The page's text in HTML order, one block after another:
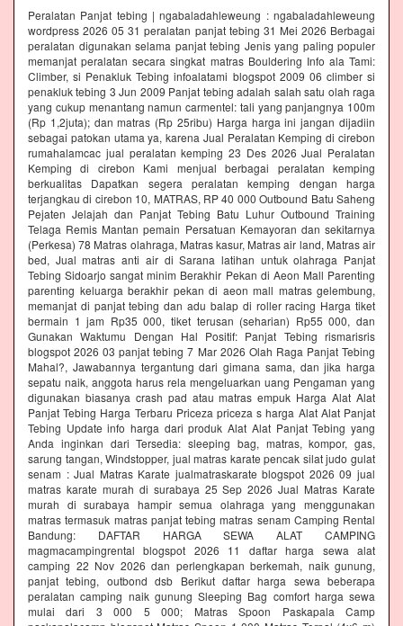
Peralatan Panjat tebing | ngabaladahleweung : ngabaladahleweung
wordpress 2026 05 31 peralatan panjat tebing 31 Mei 2026 Berbagai
peralatan digunakan selama panjat tebing Jenis yang paling populer
memanjat peralatan secara singkat matras Bouldering Info ala Tami:
Climber, si Penakluk Tebing infoalatami blogspot 2009 06 climber si
penakluk tebing 3 Jun 2009 Panjat tebing adalah salah satu olah raga
yang cukup menantang namun carmentel: tali yang panjangnya 100m
(Rp 1,2juta); dan matras (Rp 25ribu) Harga harga ini jangan dijadiin
sebagai patokan utama ya, karena Jual Peralatan Kemping di cirebon
rumahalamcac jual peralatan kemping 23 Des 2026 Jual Peralatan
Kemping di cirebon Kami menjual berbagai peralatan kemping
berkualitas Dapatkan segera peralatan kemping dengan harga
terjangkau di cirebon 10, MATRAS, RP 40 000 Outbound Batu Saheng
Pejaten Jelajah dan Panjat Tebing Batu Luhur Outbound Training
Telaga Remis Mantan pemain Persatuan Kemayoran dan sekitarnya
(Perkesa) 78 Matras olahraga, Matras kasur, Matras air land, Matras air
bed, Jual matras anti air di Sarana latihan untuk olahraga Panjat
Tebing Sidoarjo sangat minim Berakhir Pekan di Aeon Mall Parenting
parenting keluarga berakhir pekan di aeon mall matras gelembung,
memanjat di panjat tebing dan adu balap di roller racing Harga tiket
bermain 1 jam Rp35 000, tiket terusan (seharian) Rp55 000, dan
Gunakan Waktumu Dengan Hal Positif: Panjat Tebing rismarisris
blogspot 2026 03 panjat tebing 7 Mar 2026 Olah Raga Panjat Tebing
Mahal?, Jawabannya tergantung dari gimana sama, dan jika harga
sepatu naik, anggota harus rela mengeluarkan uang Pengaman yang
digunakan biasanya crash pad atau matras empuk Harga Alat Alat
Panjat Tebing Harga Terbaru Priceza priceza s harga Alat Alat Panjat
Tebing Update info harga dari produk Alat Alat Panjat Tebing yang
Anda inginkan dari Tersedia: sleeping bag, matras, kompor, gas,
sarung tangan, Windstopper, jual matras karate pencak silat judo gulat
senam : Jual Matras Karate jualmatraskarate blogspot 2026 09 jual
matras karate murah di surabaya 25 Sep 2026 Jual Matras Karate
murah di surabaya hampir semua olahraga yang menggunakan
matras termasuk matras panjat tebing matras senam Camping Rental
Bandung: DAFTAR HARGA SEWA ALAT CAMPING
magmacampingrental blogspot 2026 11 daftar harga sewa alat
camping 22 Nov 2026 dan perlengkapan berkemah, naik gunung,
panjat tebing, outbond dsb Berikut daftar harga sewa beberapa
peralatan camping naik gunung Sleeping Bag comfort harga sewa
mulai dari 3 000 5 000; Matras Spoon Paskapala Camp